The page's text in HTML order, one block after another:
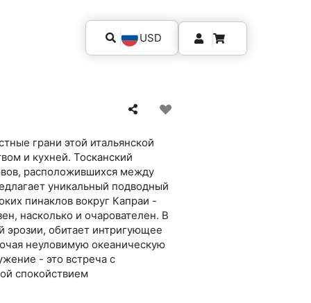
USD
грани этой итальянской
и кухней. Тосканский
расположившихся между
уникальный подводный
пинаклов вокруг Капраи -
насколько и очарователен. В
эрозии, обитает интригующее
неуловимую океаническую
- это встреча с
спокойствием